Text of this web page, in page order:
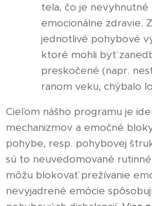
tela, čo je
emocionálne zdravie.
jednotlivé pohybové
ktoré mohli byť
preskočené (napr.
ranom veku, chýbalo
Cieľom nášho programu je
mechanizmov a emočné
pohybe, resp. pohybovej
sú to neuvedomované
môžu blokovať prežívanie
nevyjadrené emócie